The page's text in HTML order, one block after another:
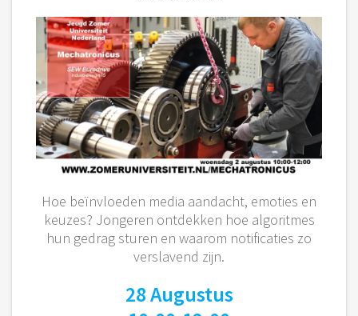
Hoe beïnvloeden media aandacht, emoties en
keuzes? Jongeren ontdekken hoe algoritmes
hun gedrag sturen en waarom notificaties zo
verslavend zijn.
28 Augustus